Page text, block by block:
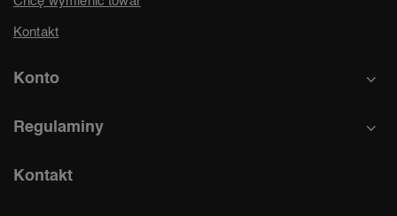
Kontakt
Konto
Regulaminy
Kontakt